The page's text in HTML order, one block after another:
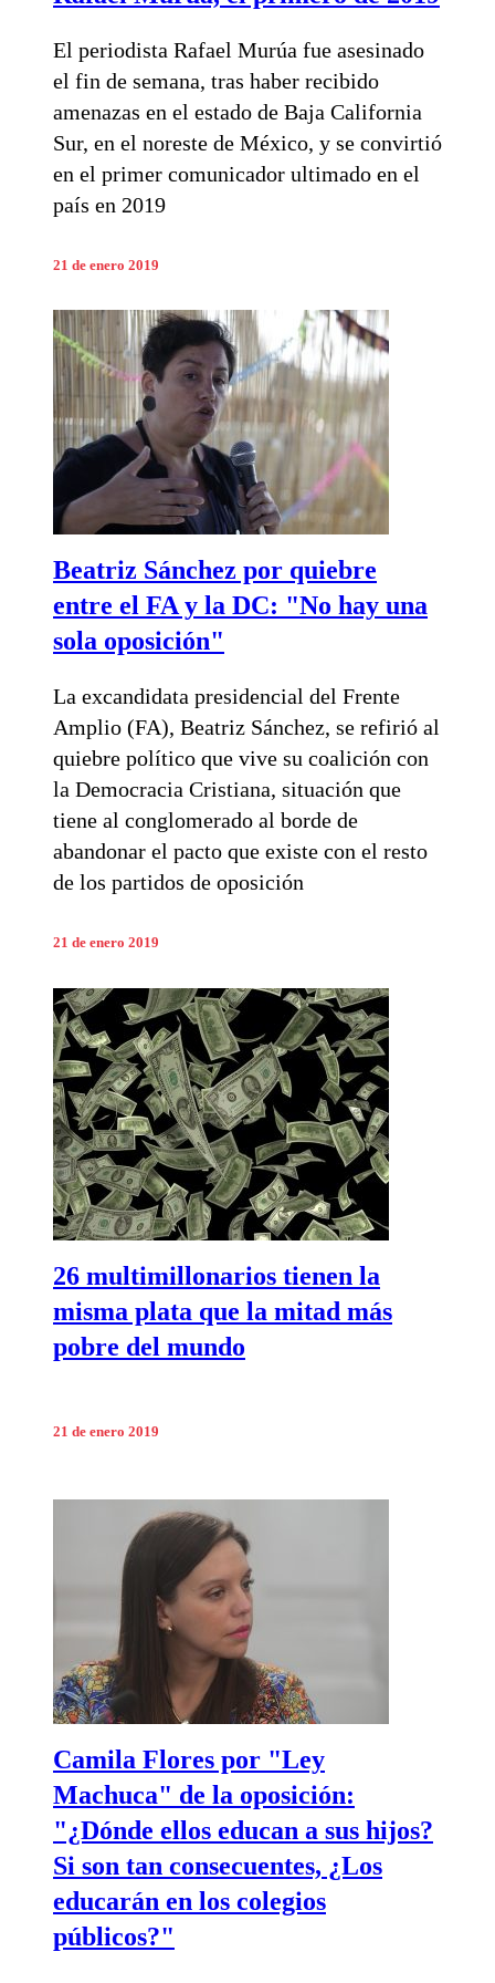
El periodista Rafael Murúa fue asesinado
el fin de semana, tras haber recibido
amenazas en el estado de Baja California
Sur, en el noreste de México, y se convirtió
en el primer comunicador ultimado en el
país en 2019
21 de enero 2019
Beatriz Sánchez por quiebre
entre el FA y la DC: "No hay una
sola oposición"
La excandidata presidencial del Frente
Amplio (FA), Beatriz Sánchez, se refirió al
quiebre político que vive su coalición con
la Democracia Cristiana, situación que
tiene al conglomerado al borde de
abandonar el pacto que existe con el resto
de los partidos de oposición
21 de enero 2019
26 multimillonarios tienen la
misma plata que la mitad más
pobre del mundo
21 de enero 2019
Camila Flores por "Ley
Machuca" de la oposición:
"¿Dónde ellos educan a sus hijos?
Si son tan consecuentes, ¿Los
educarán en los colegios
públicos?"